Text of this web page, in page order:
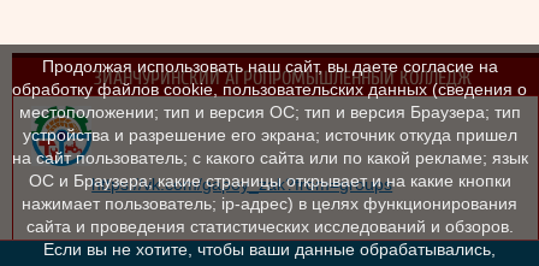
ЗИАНЧУРИНСКИЙ АГРОПРОМЫШЛЕННЫЙ КОЛЛЕДЖ
https://vk.com/gapoy_zak?from=groups
Продолжая использовать наш сайт, вы даете согласие на
обработку файлов cookie, пользовательских данных (сведения о
местоположении; тип и версия ОС; тип и версия Браузера; тип
устройства и разрешение его экрана; источник откуда пришел
на сайт пользователь; с какого сайта или по какой рекламе; язык
ОС и Браузера; какие страницы открывает и на какие кнопки
нажимает пользователь; ip-адрес) в целях функционирования
сайта и проведения статистических исследований и обзоров.
Если вы не хотите, чтобы ваши данные обрабатывались,